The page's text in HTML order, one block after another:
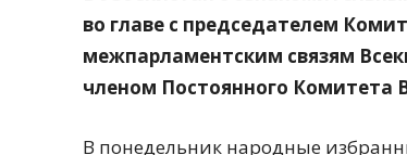
во главе с председателем
межпарламентским связям
членом Постоянного Комитета
В понедельник народные